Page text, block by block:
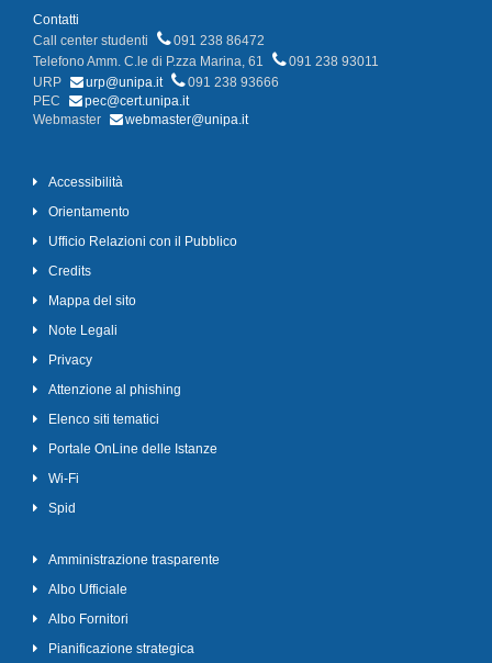
Contatti
Call center studenti
091 238 86472
Telefono Amm. C.le di P.zza Marina, 61
091 238 93011
URP
urp@unipa.it
091 238 93666
PEC
pec@cert.unipa.it
Webmaster
webmaster@unipa.it
Accessibilità
Orientamento
Ufficio Relazioni con il Pubblico
Credits
Mappa del sito
Note Legali
Privacy
Attenzione al phishing
Elenco siti tematici
Portale OnLine delle Istanze
Wi-Fi
Spid
Amministrazione trasparente
Albo Ufficiale
Albo Fornitori
Pianificazione strategica